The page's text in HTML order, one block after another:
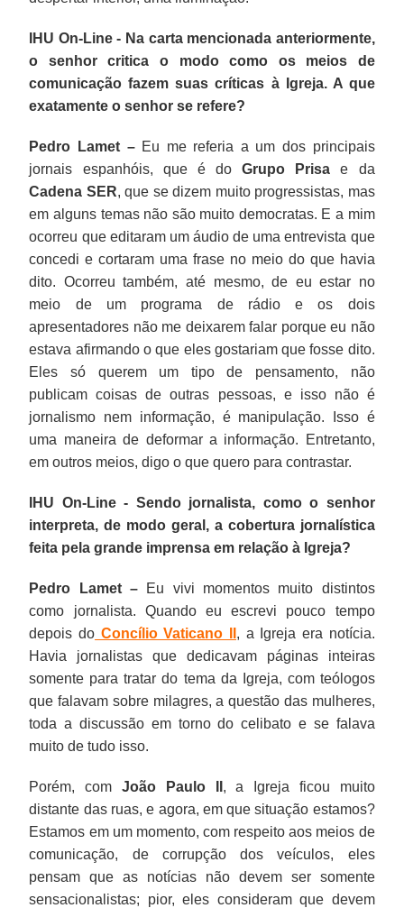
IHU On-Line - Na carta mencionada anteriormente,
o senhor critica o modo como os meios de
comunicação fazem suas críticas à Igreja. A que
exatamente o senhor se refere?
Pedro Lamet –Eu me referia a um dos principais
jornais espanhóis, que é doGrupo Prisa e da
Cadena SER, que se dizem muito progressistas, mas
em alguns temas não são muito democratas. E a mim
ocorreu que editaram um áudio de uma entrevista que
concedi e cortaram uma frase no meio do que havia
dito. Ocorreu também, até mesmo, de eu estar no
meio de um programa de rádio e os dois
apresentadores não me deixarem falar porque eu não
estava afirmando o que eles gostariam que fosse dito.
Eles só querem um tipo de pensamento, não
publicam coisas de outras pessoas, e isso não é
jornalismo nem informação, é manipulação. Isso é
uma maneira de deformar a informação. Entretanto,
em outros meios, digo o que quero para contrastar.
IHU On-Line - Sendo jornalista, como o senhor
interpreta, de modo geral, a cobertura jornalística
feita pela grande imprensa em relação à Igreja?
Pedro Lamet – Eu vivi momentos muito distintos
como jornalista. Quando eu escrevi pouco tempo
depois do Concílio Vaticano II , a Igreja era notícia.
Havia jornalistas que dedicavam páginas inteiras
somente para tratar do tema da Igreja, com teólogos
que falavam sobre milagres, a questão das mulheres,
toda a discussão em torno do celibato e se falava
muito de tudo isso.
Porém, com João Paulo II , a Igreja ficou muito
distante das ruas, e agora, em que situação estamos?
Estamos em um momento, com respeito aos meios de
comunicação, de corrupção dos veículos, eles
pensam que as notícias não devem ser somente
sensacionalistas; pior, eles consideram que devem